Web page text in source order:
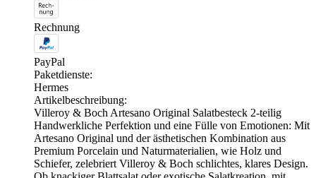
Rechnung
PayPal
Paketdienste:
Hermes
Artikelbeschreibung:
Villeroy & Boch Artesano Original Salatbesteck 2-teilig
Handwerkliche Perfektion und eine Fülle von Emotionen: Mit
Artesano Original und der ästhetischen Kombination aus
Premium Porcelain und Naturmaterialien, wie Holz und
Schiefer, zelebriert Villeroy & Boch schlichtes, klares Design.